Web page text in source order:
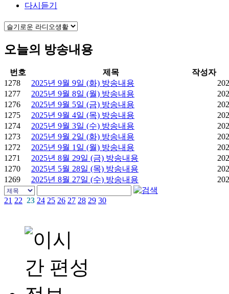
다시듣기
오늘의 방송내용
번호 제목
작성자
1278
2025년 9월 9일 (화) 방송내용
1277
2025년 9월 8일 (월) 방송내용
1276
2025년 9월 5일 (금) 방송내용
1275
2025년 9월 4일 (목) 방송내용
1274
2025년 9월 3일 (수) 방송내용
1273
2025년 9월 2일 (화) 방송내용
1272
2025년 9월 1일 (월) 방송내용
1271
2025년 8월 29일 (금) 방송내용
1270
2025년 5월 28일 (목) 방송내용
1269
2025년 8월 27일 (수) 방송내용
21 22 23 24 25 26 27 28 29 30